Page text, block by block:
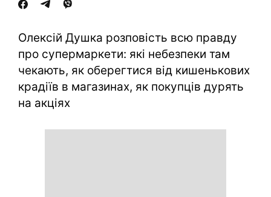
Олексій Душка розповість всю правду
про супермаркети: які небезпеки там
чекають, як оберегтися від кишенькових
крадіїв в магазинах, як покупців дурять
на акціях